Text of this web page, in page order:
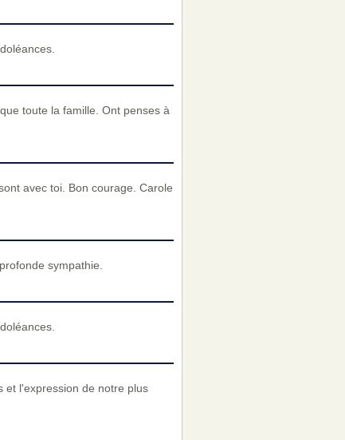
toute la famille. Ont penses à
avec toi. Bon courage. Carole
sympathie.
et l'expression de notre plus